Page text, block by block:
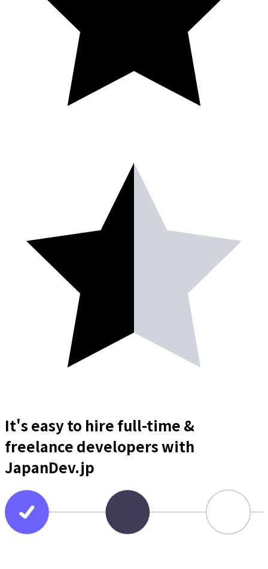
It's easy to hire full-time &
freelance developerswith
JapanDev.jp